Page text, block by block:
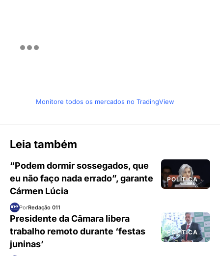
Monitore todos os mercados no TradingView
Leia também
POLÍTICA
“Podem dormir sossegados, que
eu não faço nada errado”, garante
Cármen Lúcia
PorRedação 011
POLÍTICA
Presidente da Câmara libera
trabalho remoto durante ‘festas
juninas’